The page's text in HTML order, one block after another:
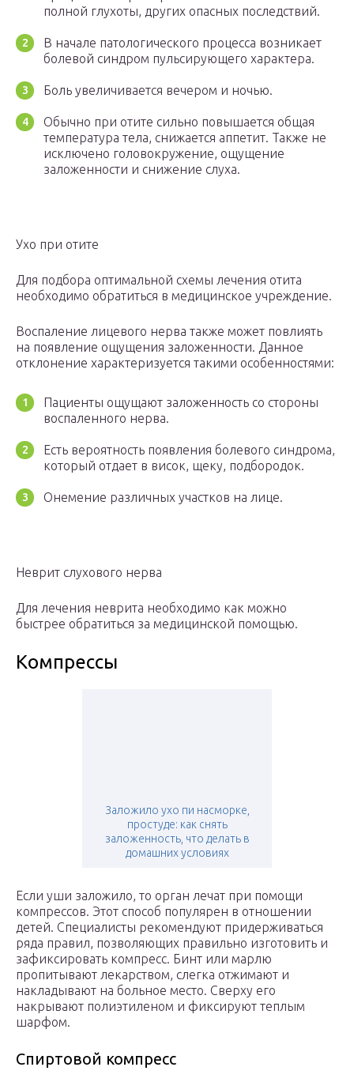
полной глухоты, других опасных последствий.
В начале патологического процесса возникает
болевой синдром пульсирующего характера.
Боль увеличивается вечером и ночью.
Обычно при отите сильно повышается общая
температура тела, снижается аппетит. Также не
исключено головокружение, ощущение
заложенности и снижение слуха.
Ухо при отите
Для подбора оптимальной схемы лечения отита
необходимо обратиться в медицинское учреждение.
Воспаление лицевого нерва также может повлиять
на появление ощущения заложенности. Данное
отклонение характеризуется такими особенностями:
Пациенты ощущают заложенность со стороны
воспаленного нерва.
Есть вероятность появления болевого синдрома,
который отдает в висок, щеку, подбородок.
Онемение различных участков на лице.
Неврит слухового нерва
Для лечения неврита необходимо как можно
быстрее обратиться за медицинской помощью.
Компрессы
Заложило ухо пи насморке,
простуде: как снять
заложенность, что делать в
домашних условиях
Если уши заложило, то орган лечат при помощи
компрессов. Этот способ популярен в отношении
детей. Специалисты рекомендуют придерживаться
ряда правил, позволяющих правильно изготовить и
зафиксировать компресс. Бинт или марлю
пропитывают лекарством, слегка отжимают и
накладывают на больное место. Сверху его
накрывают полиэтиленом и фиксируют теплым
шарфом.
Спиртовой компресс